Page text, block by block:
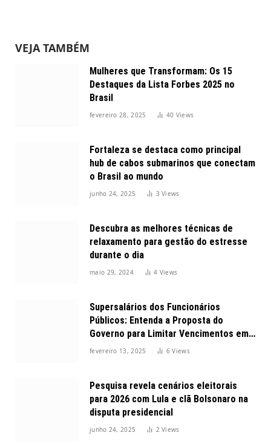
VEJA TAMBÉM
Mulheres que Transformam: Os 15
Destaques da Lista Forbes 2025 no
Brasil
fevereiro 28, 2025 40 Views
Fortaleza se destaca como principal
hub de cabos submarinos que conectam
o Brasil ao mundo
junho 24, 2025 3Views
Descubra as melhores técnicas de
relaxamento para gestão do estresse
durante o dia
maio 29, 2024 4 Views
Supersalários dos Funcionários
Públicos: Entenda a Proposta do
Governo para Limitar Vencimentos em
2025
fevereiro 13, 2025 6Views
Pesquisa revela cenários eleitorais
para 2026 com Lula e clã Bolsonaro na
disputa presidencial
junho 24, 2025 2Views